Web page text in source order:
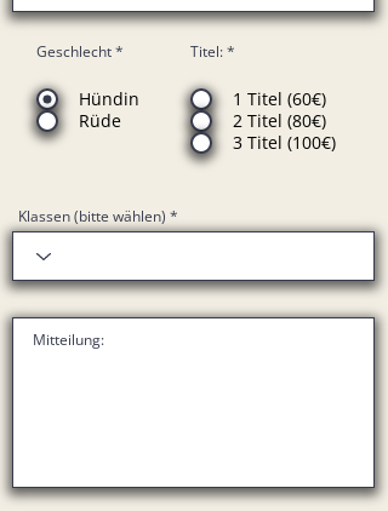
Geschlecht*
Hündin
Rüde
Titel:*
1 Titel (60€)
2 Titel (80€)
3 Titel (100€)
Klassen (bitte wählen)